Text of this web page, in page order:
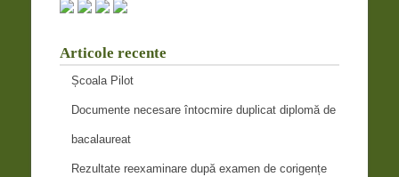
Articole recente
Școala Pilot
Documente necesare întocmire duplicat diplomă de
bacalaureat
Rezultate reexaminare după examen de corigențe